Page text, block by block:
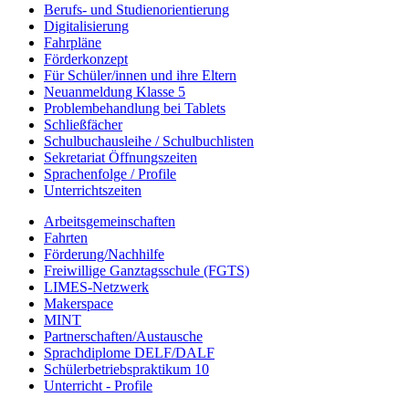
Berufs- und Studienorientierung
Digitalisierung
Fahrpläne
Förderkonzept
Für Schüler/innen und ihre Eltern
Neuanmeldung Klasse 5
Problembehandlung bei Tablets
Schließfächer
Schulbuchausleihe / Schulbuchlisten
Sekretariat Öffnungszeiten
Sprachenfolge / Profile
Unterrichtszeiten
Arbeitsgemeinschaften
Fahrten
Förderung/Nachhilfe
Freiwillige Ganztagsschule (FGTS)
LIMES-Netzwerk
Makerspace
MINT
Partnerschaften/Austausche
Sprachdiplome DELF/DALF
Schülerbetriebspraktikum 10
Unterricht - Profile